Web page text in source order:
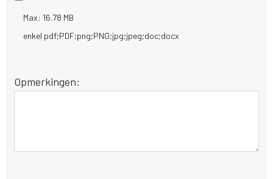
Max: 16.78 MB
enkel pdf;PDF;png;PNG;jpg;jpeg;doc;docx
Opmerkingen: